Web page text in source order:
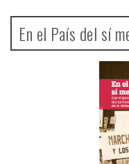
En el País del sí